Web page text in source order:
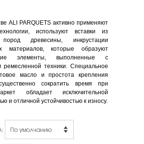
ALI PARQUETS активно применяют
используют вставки из
древесины, инкрустации
материалов, которые образуют
элементы, выполненные с
ремесленной техники. Специальное
масло и простота крепления
сократить время при
обладает исключительной
и отличной устойчивостью к износу.